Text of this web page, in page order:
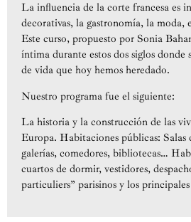
La influencia de la corte francesa es
decorativas, la gastronomía, la moda,
Este curso, propuesto por Sonia
íntima durante estos dos siglos donde
de vida que hoy hemos heredado.
Nuestro programa fue el siguiente:
La historia y la construcción de las
Europa. Habitaciones públicas: Salas
galerías, comedores, bibliotecas…
cuartos de dormir, vestidores,
particuliers” parisinos y los